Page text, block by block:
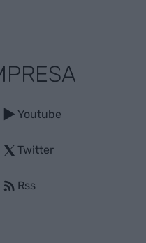
Youtube
Twitter
Rss